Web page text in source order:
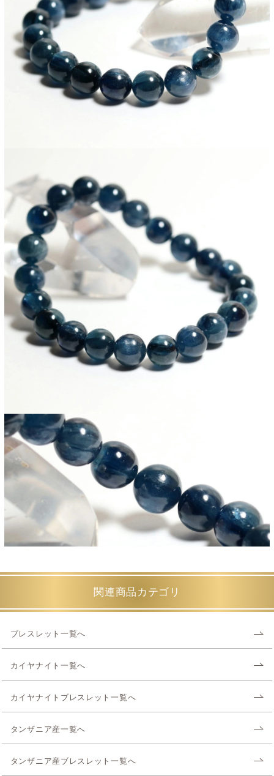
関連商品カテゴリ
ブレスレット一覧へ
カイヤナイト一覧へ
カイヤナイトブレスレット一覧へ
タンザニア産一覧へ
タンザニア産ブレスレット一覧へ